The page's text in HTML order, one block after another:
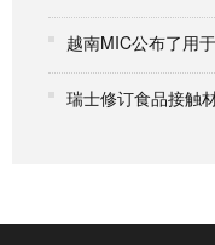
瑞士修订食品接触